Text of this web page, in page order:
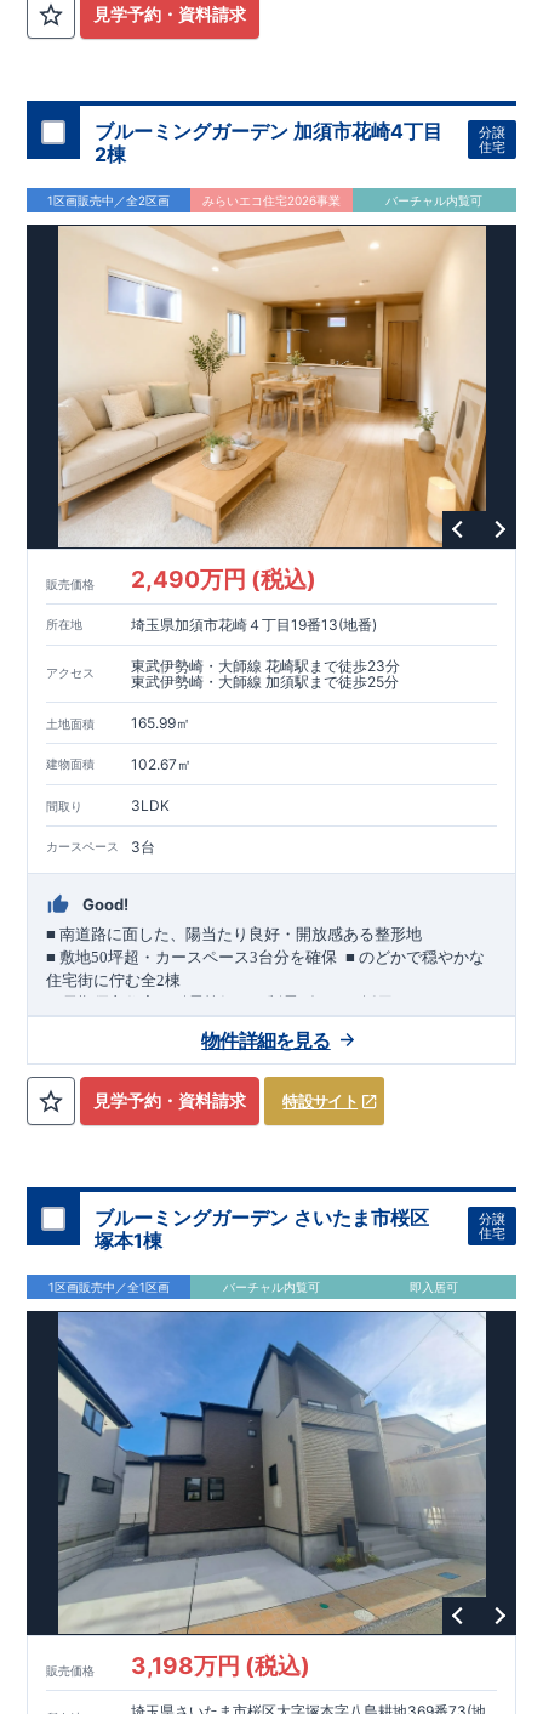
見学予約・資料請求
ブルーミングガーデン 加須市花崎4丁目
2棟
分譲
住宅
1区画販売中／全2区画 みらいエコ住宅2026事業 バーチャル内覧可
販売価格 2,490万円 (税込)
所在地 埼玉県加須市花崎４丁目19番13(地番)
アクセス
東武伊勢崎・大師線 花崎駅まで徒歩23分
東武伊勢崎・大師線 加須駅まで徒歩25分
土地面積 165.99㎡
建物面積 102.67㎡
間取り 3LDK
カースペース 3台
Good!
■南道路に面した、陽当たり良好・開放感ある整形地
■敷地50坪超・カースペース3台分を確保 ​■のどかで穏やかな
住宅街に佇む全2棟
（長期優良住宅／耐震等級３・制震ダンパー採用）
たりに恵まれた立地。
あり、
採光・通風・プライバシー性にも配慮した敷地計画で
す。
加須 徒歩13分
間取りのポイント
■ 1
号棟 LDK約19.5 帖 のゆとりあるリビング
​陽当たりよく開放
感があります。
■共通
・主寝室は将来仕切れる可変型プラン ・2階洋室2部屋にウォー
クインクローゼット設置
住宅設備のポイント
太陽光発電（フラットプラン）採用 月額サービス料
能
ホテルライクで実用的な洗面空間 （ オープンサニタリーirodori
詳細ページへ）
家計にやさしい住宅性能
長期優良住宅 住宅ローン控除額の優遇、
固定資産税の減額期間
延長など
税制面でのメリットが受けられます。
耐震等級３＋ 制震ダンパー 建築基準法の1.5 倍の耐震性。 地震保
険の割引（最大50％）対象です。
現地のご案内・資料請求 受付中 ​ ​■完成済みにつき、​実際の
建物・設備・間取りを​ 現地にてご確認いただけます。 ​
TEL
0120-44-1081
（9:30 18:30／火水曜休み）
スマートフォンで見やすい特設サイトはこちら
見学予約・資料請求 特設サイト
物件詳細を見る
ブルーミングガーデン さいたま市桜区
塚本1棟
分譲
住宅
1区画販売中／全1区画 バーチャル内覧可 即入居可
販売価格 3,198万円 (税込)